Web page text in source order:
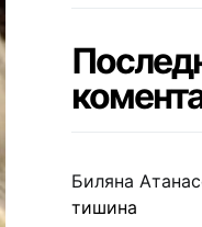
Биляна
тишина